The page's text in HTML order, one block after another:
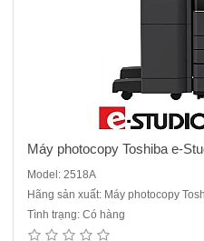
Máy photocopy Toshiba e-
Model: 2518A
Hãng sản xuất: Máy photocopy
Tình trạng: Có hàng
Máy photocopy Toshiba e-Studio
photocopy hiện đại sản xuất đời